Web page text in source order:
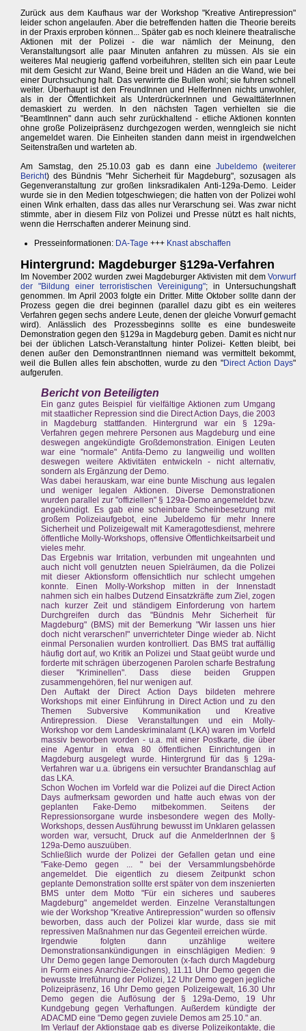
Zurück aus dem Kaufhaus war der Workshop "Kreative Antirepression"
leider schon angelaufen. Aber die betreffenden hatten die Theorie bereits
in der Praxis erproben können... Später gab es noch kleinere theatralische
Aktionen mit der Polizei - die war nämlich der Meinung, den
Veranstaltungsort alle paar Minuten anfahren zu müssen. Als sie ein
weiteres Mal neugierig gaffend vorbeifuhren, stellten sich ein paar Leute
mit dem Gesicht zur Wand, Beine breit und Häden an die Wand, wie bei
einer Durchsuchung halt. Das verwirrte die Bullen wohl; sie fuhren schnell
weiter. Überhaupt ist den FreundInnen und HelferInnen nichts unwohler,
als in der Öffentlichkeit als UnterdrückerInnen und GewalttäterInnen
demaskiert zu werden. In den nächsten Tagen verhielten sie die
"BeamtInnen" dann auch sehr zurückhaltend - etliche Aktionen konnten
ohne große Polizeipräsenz durchgezogen werden, wenngleich sie nicht
angemeldet waren. Die Einheiten standen dann meist in irgendwelchen
Seitenstraßen und warteten ab.
Am Samstag, den 25.10.03 gab es dann eineJubeldemo (weiterer
Bericht) des Bündnis "Mehr Sicherheit für Magdeburg", sozusagen als
Gegenveranstaltung zur großen linksradikalen Anti-129a-Demo. Leider
wurde sie in den Medien totgeschwiegen; die hatten von der Polizei wohl
einen Wink erhalten, dass das alles nur Verarschung sei. Was zwar nicht
stimmte, aber in diesem Filz von Polizei und Presse nützt es halt nichts,
wenn die Herrschaften anderer Meinung sind.
Presseinformationen: DA-Tage +++ Knast abschaffen
Hintergrund: Magdeburger §129a-Verfahren
Im November 2002 wurden zwei Magdeburger Aktivisten mit demVorwurf
der "Bildung einer terroristischen Vereinigung"; in Untersuchungshaft
genommen. Im April 2003 folgte ein Dritter. Mitte Oktober sollte dann der
Prozess gegen die drei beginnen (parallel dazu gibt es ein weiteres
Verfahren gegen sechs andere Leute, denen der gleiche Vorwurf gemacht
wird). Anlässlich des Prozessbeginns sollte es eine bundesweite
Demonstration gegen den §129a in Magdeburg geben. Damit es nicht nur
bei der üblichen Latsch-Veranstaltung hinter Polizei- Ketten bleibt, bei
denen außer den DemonstrantInnen niemand was vermittelt bekommt,
weil die Bullen alles fein abschotten, wurde zu den "Direct Action Days"
aufgerufen.
Bericht von Beteiligten
Ein ganz gutes Beispiel für vielfältige Aktionen zum Umgang
mit staatlicher Repression sind die Direct Action Days, die 2003
in Magdeburg stattfanden. Hintergrund war ein § 129a-
Verfahren gegen mehrere Personen aus Magdeburg und eine
deswegen angekündigte Großdemonstration. Einigen Leuten
war eine "normale" Antifa-Demo zu langweilig und wollten
deswegen weitere Aktivitäten entwickeln - nicht alternativ,
sondern als Ergänzung der Demo.
Was dabei herauskam, war eine bunte Mischung aus legalen
und weniger legalen Aktionen. Diverse Demonstrationen
wurden parallel zur "offiziellen" § 129a-Demo angemeldet bzw.
angekündigt. Es gab eine scheinbare Scheinbesetzung mit
großem Polizeiaufgebot, eine Jubeldemo für mehr Innere
Sicherheit und Polizeigewalt mit Kameragottesdienst, mehrere
öffentliche Molly-Workshops, offensive Öffentlichkeitsarbeit und
vieles mehr.
Das Ergebnis war Irritation, verbunden mit ungeahnten und
auch nicht voll genutzten neuen Spielräumen, da die Polizei
mit dieser Aktionsform offensichtlich nur schlecht umgehen
konnte. Einen Molly-Workshop mitten in der Innenstadt
nahmen sich ein halbes Dutzend Einsatzkräfte zum Ziel, zogen
nach kurzer Zeit und ständigem Einforderung von hartem
Durchgreifen durch das "Bündnis Mehr Sicherheit für
Magdeburg" (BMS) mit der Bemerkung "Wir lassen uns hier
doch nicht verarschen!" unverrichteter Dinge wieder ab. Nicht
einmal Personalien wurden kontrolliert. Das BMS trat auffällig
häufig dort auf, wo Kritik an Polizei und Staat geübt wurde und
forderte mit schrägen überzogenen Parolen scharfe Bestrafung
dieser "Kriminellen". Dass diese beiden Gruppen
zusammengehören, fiel nur wenigen auf.
Den Auftakt der Direct Action Days bildeten mehrere
Workshops mit einer Einführung in Direct Action und zu den
Themen Subversive Kommunikation und Kreative
Antirepression. Diese Veranstaltungen und ein Molly-
Workshop vor dem Landeskriminalamt (LKA) waren im Vorfeld
massiv beworben worden - u.a. mit einer Postkarte, die über
eine Agentur in etwa 80 öffentlichen Einrichtungen in
Magdeburg ausgelegt wurde. Hintergrund für das § 129a-
Verfahren war u.a. übrigens ein versuchter Brandanschlag auf
das LKA.
Schon Wochen im Vorfeld war die Polizei auf die Direct Action
Days aufmerksam geworden und hatte auch etwas von der
geplanten Fake-Demo mitbekommen. Seitens der
Repressionsorgane wurde insbesondere wegen des Molly-
Workshops, dessen Ausführung bewusst im Unklaren gelassen
worden war, versucht, Druck auf die AnmelderInnen der §
129a-Demo auszuüben.
Schließlich wurde der Polizei der Gefallen getan und eine
"Fake-Demo gegen ... " bei der Versammlungsbehörde
angemeldet. Die eigentlich zu diesem Zeitpunkt schon
geplante Demonstration sollte erst später von dem inszenierten
BMS unter dem Motto "Für ein sicheres und sauberes
Magdeburg" angemeldet werden. Einzelne Veranstaltungen
wie der Workshop "Kreative Antirepression" wurden so offensiv
beworben, dass auch der Polizei klar wurde, dass sie mit
repressiven Maßnahmen nur das Gegenteil erreichen würde.
Irgendwie folgten dann unzählige weitere
Demonstrationsankündigungen in einschlägigen Medien: 9
Uhr Demo gegen lange Demorouten (x-fach durch Magdeburg
in Form eines Anarchie-Zeichens), 11.11 Uhr Demo gegen die
bewusste Irreführung der Polizei, 12 Uhr Demo gegen jegliche
Polizeipräsenz, 16 Uhr Demo gegen Polizeigewalt, 16.30 Uhr
Demo gegen die Auflösung der § 129a-Demo, 19 Uhr
Kundgebung gegen Verhaftungen. Außerdem kündigte der
ADACMD eine "Demo gegen zuviele Demos am 25.10." an.
Im Verlauf der Aktionstage gab es diverse Polizeikontakte, die